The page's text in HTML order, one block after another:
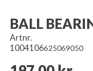
BALL
Artnr.
1004106625069050